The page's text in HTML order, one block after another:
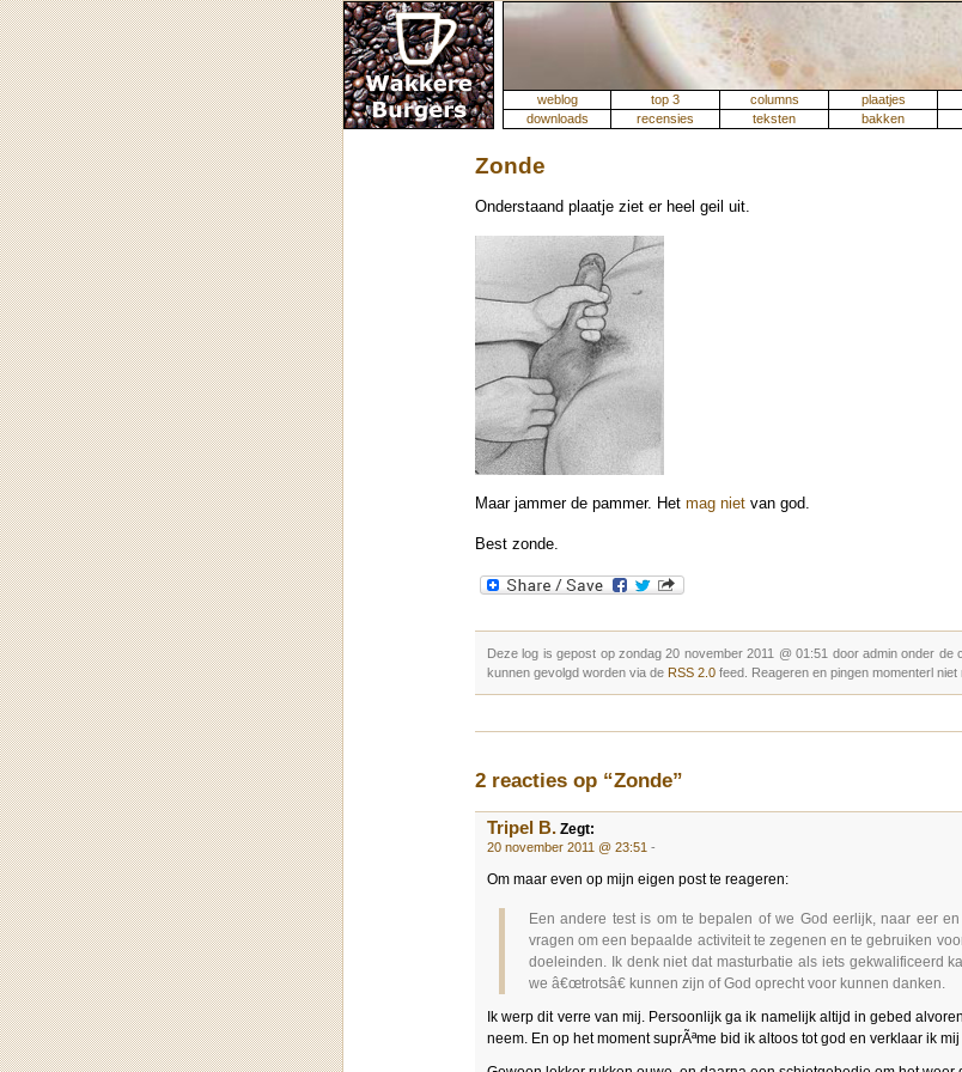
weblog top 3 columns plaatjes
downloads
recensies teksten bakken
Zonde
Onderstaand plaatje ziet er heel geil uit.
Maar jammer de pammer. Het mag niet van god.
Best zonde.
Deze log is gepost op zondag 20 november 2011 @ 01:51 door admin onder de
kunnen gevolgd worden via de RSS 2.0 feed. Reageren en pingen momenterl niet
2 reacties op “Zonde”
Tripel B. Zegt:
20 november 2011 @ 23:51 -
Om maar even op mijn eigen post te reageren:
Een andere test is om te bepalen of we God eerlijk, naar eer
vragen om een bepaalde activiteit te zegenen en te gebruiken
doeleinden. Ik denk niet dat masturbatie als iets gekwalificeerd
we â€œtrotsâ€ kunnen zijn of God oprecht voor kunnen danken.
Ik werp dit verre van mij. Persoonlijk ga ik namelijk altijd in gebed
neem. En op het moment suprÃªme bid ik altoos tot god en verklaar ik